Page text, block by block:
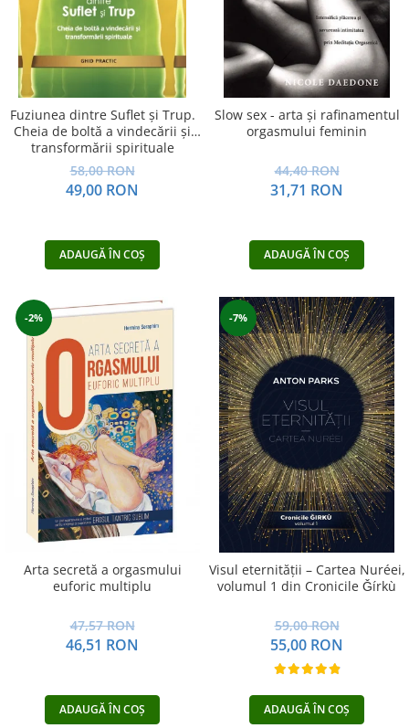
Fuziunea dintre Suflet și Trup.
Cheia de boltă a vindecării și
transformării spirituale
58,00 RON
49,00 RON
ADAUGĂ ÎN COȘ
Slow sex - arta şi rafinamentul
orgasmului feminin
44,40 RON
31,71 RON
ADAUGĂ ÎN COȘ
-2%
Arta secretă a orgasmului
euforic multiplu
47,57 RON
46,51 RON
ADAUGĂ ÎN COȘ
-7%
Visul eternității – Cartea Nuréei,
volumul 1 din Cronicile Ǧírkù
59,00 RON
55,00 RON
ADAUGĂ ÎN COȘ